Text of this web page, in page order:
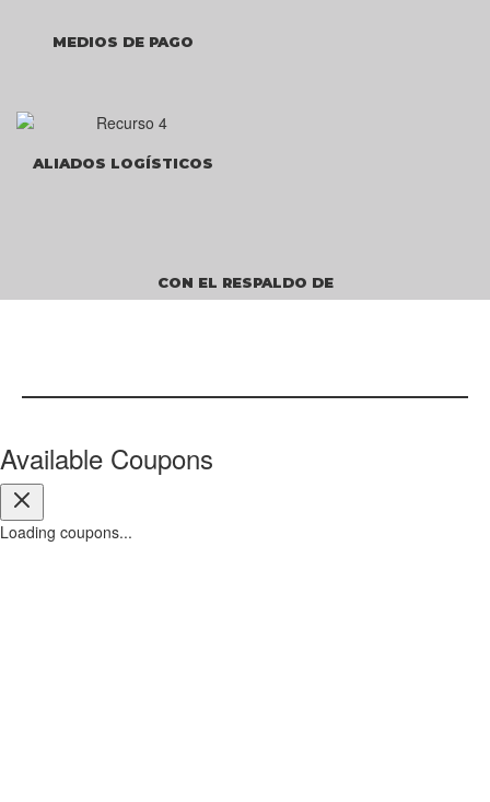
MEDIOS DE PAGO
ALIADOS LOGÍSTICOS
CON EL RESPALDO DE
Available Coupons
Loading coupons...